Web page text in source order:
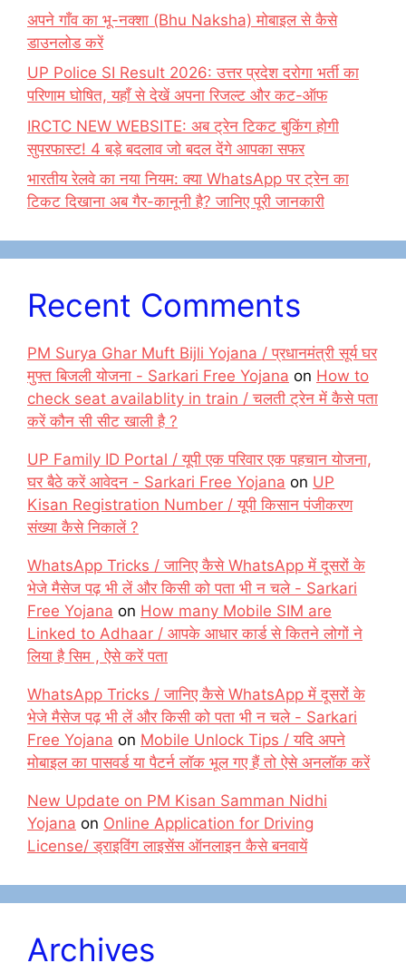
अपने गाँव का भू-नक्शा (Bhu Naksha) मोबाइल से कैसे
डाउनलोड करें
UP Police SI Result 2026: उत्तर प्रदेश दरोगा भर्ती का
परिणाम घोषित, यहाँ से देखें अपना रिजल्ट और कट-ऑफ
IRCTC NEW WEBSITE: अब ट्रेन टिकट बुकिंग होगी
सुपरफास्ट! 4 बड़े बदलाव जो बदल देंगे आपका सफर
भारतीय रेलवे का नया नियम: क्या WhatsApp पर ट्रेन का
टिकट दिखाना अब गैर-कानूनी है? जानिए पूरी जानकारी
Recent Comments
PM Surya Ghar Muft Bijli Yojana / प्रधानमंत्री सूर्य घर
मुफ्त बिजली योजना - Sarkari Free Yojana on How to
check seat availablity in train / चलती ट्रेन में कैसे पता
करें कौन सी सीट खाली है ?
UP Family ID Portal / यूपी एक परिवार एक पहचान योजना,
घर बैठे करें आवेदन - Sarkari Free Yojana on UP
Kisan Registration Number / यूपी किसान पंजीकरण
संख्या कैसे निकालें ?
WhatsApp Tricks / जानिए कैसे WhatsApp में दूसरों के
भेजे मैसेज पढ़ भी लें और किसी को पता भी न चले - Sarkari
Free Yojana on How many Mobile SIM are
Linked to Adhaar / आपके आधार कार्ड से कितने लोगों ने
लिया है सिम , ऐसे करें पता
WhatsApp Tricks / जानिए कैसे WhatsApp में दूसरों के
भेजे मैसेज पढ़ भी लें और किसी को पता भी न चले - Sarkari
Free Yojana on Mobile Unlock Tips / यदि अपने
मोबाइल का पासवर्ड या पैटर्न लॉक भूल गए हैं तो ऐसे अनलॉक करें
New Update on PM Kisan Samman Nidhi
Yojana on Online Application for Driving
License/ ड्राइविंग लाइसेंस ऑनलाइन कैसे बनवायें
Archives